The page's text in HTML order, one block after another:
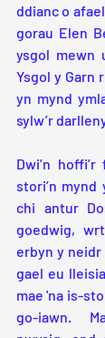
ddianc o
gorau Elen
ysgol mewn
Ysgol y Garn
yn mynd
sylw’r
Dwi’n
stori’n mynd
chi antur
goedwig,
erbyn y neidr
gael eu
mae 'na is-
go-iawn.